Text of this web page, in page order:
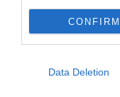
CONFIRM
Data Deletion
LANCOM